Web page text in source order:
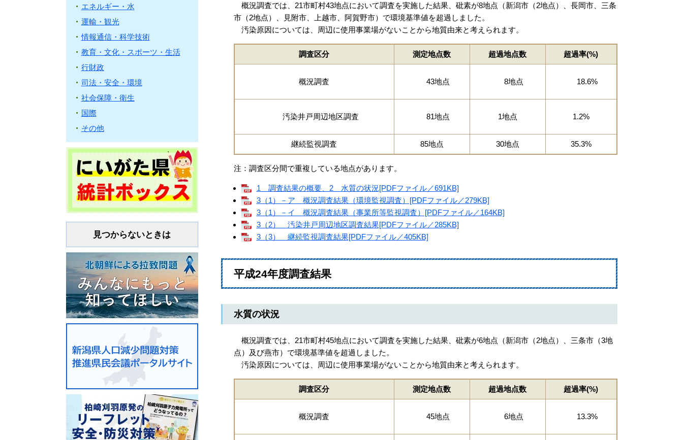
概況調査では、21市町村43地点において調査を実施した結果、砒素が8地点（新潟市（2地点）、長岡市、三条
市（2地点）、見附市、上越市、阿賀野市）で環境基準値を超過しました。
汚染原因については、周辺に使用事業場がないことから地質由来と考えられます。
調査区分 測定地点数 超過地点数 超過率(%)
概況調査 43地点 8地点 18.6%
汚染井戸周辺地区調査 81地点 1地点 1.2%
継続監視調査 85地点 30地点 35.3%
注：調査区分間で重複している地点があります。
1 調査結果の概要、2 水質の状況[PDFファイル／691KB]
3（1）－ア 概況調査結果（環境監視調査）[PDFファイル／279KB]
3（1）－イ 概況調査結果（事業所等監視調査）[PDFファイル／164KB]
3（2） 汚染井戸周辺地区調査結果[PDFファイル／285KB]
3（3） 継続監視調査結果[PDFファイル／405KB]
平成24年度調査結果
水質の状況
概況調査では、21市町村45地点において調査を実施した結果、砒素が6地点（新潟市（2地点）、三条市（3地
点）及び燕市）で環境基準値を超過しました。
汚染原因については、周辺に使用事業場がないことから地質由来と考えられます。
調査区分 測定地点数 超過地点数 超過率(%)
概況調査 45地点 6地点 13.3%
エネルギー・水
運輸・観光
情報通信・科学技術
教育・文化・スポーツ・生活
行財政
司法・安全・環境
社会保障・衛生
国際
その他
見つからないときは